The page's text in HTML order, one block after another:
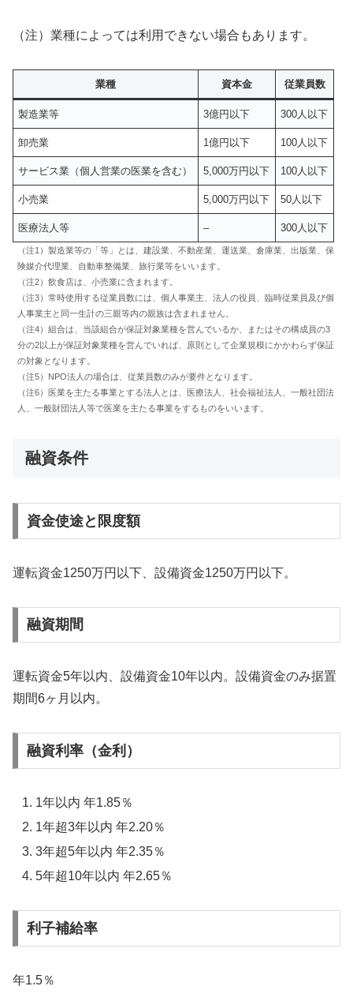
（注）業種によっては利用できない場合もあります。
業種 資本金 従業員数
製造業等 3億円以下 300人以下
卸売業 1億円以下 100人以下
サービス業（個人営業の医業を含む） 5,000万円以下 100人以下
小売業 5,000万円以下 50人以下
医療法人等 – 300人以下
（注1）製造業等の「等」とは、建設業、不動産業、運送業、倉庫業、出版業、保
険媒介代理業、自動車整備業、旅行業等をいいます。
（注2）飲食店は、小売業に含まれます。
（注3）常時使用する従業員数には、個人事業主、法人の役員、臨時従業員及び個
人事業主と同一生計の三親等内の親族は含まれません。
（注4）組合は、当該組合が保証対象業種を営んでいるか、またはその構成員の3
分の2以上が保証対象業種を営んでいれば、原則として企業規模にかかわらず保証
の対象となります。
（注5）NPO法人の場合は、従業員数のみが要件となります。
（注6）医業を主たる事業とする法人とは、医療法人、社会福祉法人、一般社団法
人、一般財団法人等で医業を主たる事業をするものをいいます。
融資条件
資金使途と限度額
運転資金1250万円以下、設備資金1250万円以下。
融資期間
運転資金5年以内、設備資金10年以内。設備資金のみ据置
期間6ヶ月以内。
融資利率（金利）
1年以内 年1.85％
1年超3年以内 年2.20％
3年超5年以内 年2.35％
5年超10年以内 年2.65％
利子補給率
年1.5％